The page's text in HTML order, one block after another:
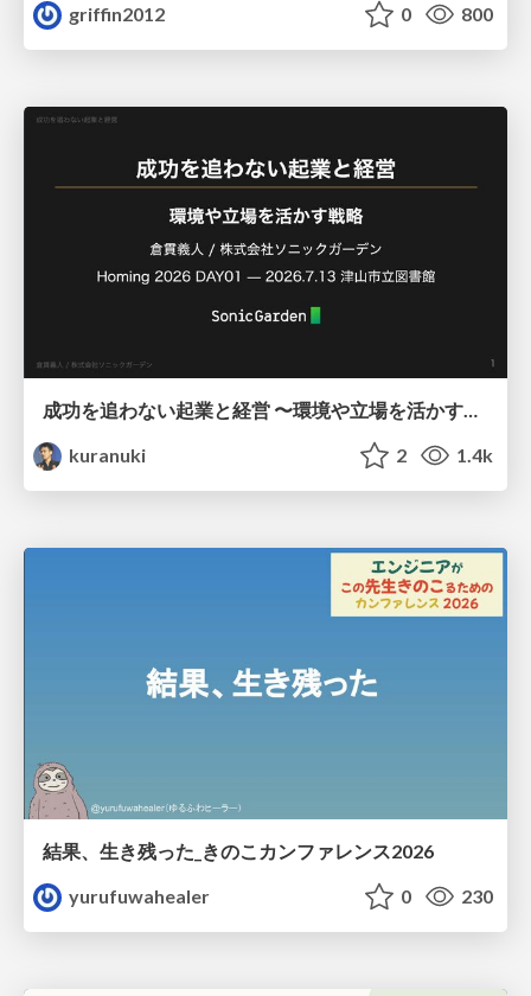
griffin2012
0 800
成功を追わない起業と経営 〜環境や立場を活かす戦略（Homing 2026）
kuranuki
2 1.4k
結果、生き残った_きのこカンファレンス2026
yurufuwahealer
0 230